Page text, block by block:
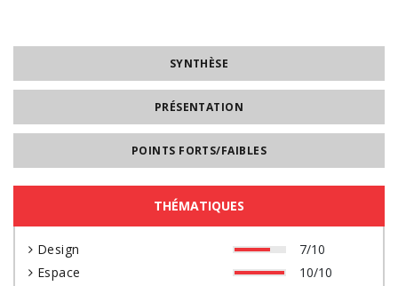
SYNTHÈSE
PRÉSENTATION
POINTS FORTS/FAIBLES
THÉMATIQUES
Design
7/10
Espace
10/10